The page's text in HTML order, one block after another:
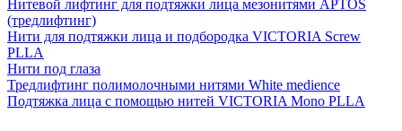
Нитевой лифтинг для подтяжки лица мезонитями APTOS
(тредлифтинг)
Нити для подтяжки лица и подбородка VICTORIA Screw
PLLA
Нити под глаза
Тредлифтинг полимолочными нитями White medience
Подтяжка лица с помощью нитей VICTORIA Mono PLLA